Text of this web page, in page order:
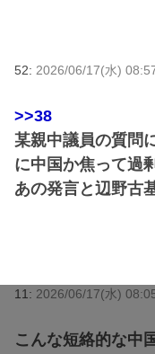
52: 2026/06/17(水)
>>38
某親中議員の質問
に中国か焦って過
あの発言と辺野古
11: 2026/06/17(水)
こんな短絡的な中